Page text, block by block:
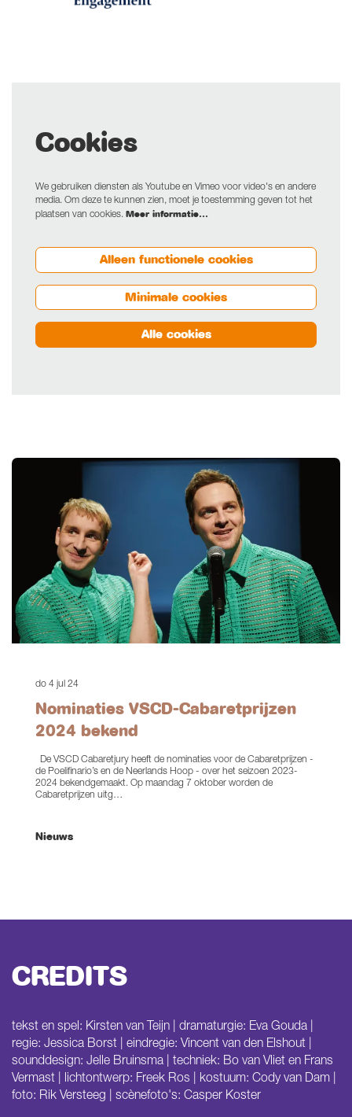
Cookies
We gebruiken diensten als Youtube en Vimeo voor video's en andere
media. Om deze te kunnen zien, moet je toestemming geven tot het
plaatsen van cookies. Meer informatie…
Alleen functionele cookies
Minimale cookies
Alle cookies
do 4 jul 24
Nominaties VSCD-Cabaretprijzen
2024 bekend
De VSCD Cabaretjury heeft de nominaties voor de Cabaretprijzen -
de Poelifinario’s en de Neerlands Hoop - over het seizoen 2023-
2024 bekendgemaakt. Op maandag 7 oktober worden de
Cabaretprijzen uitg…
Nieuws
CREDITS
tekst en spel: Kirsten van Teijn | dramaturgie: Eva Gouda |
regie: Jessica Borst | eindregie: Vincent van den Elshout |
sounddesign: Jelle Bruinsma | techniek: Bo van Vliet en Frans
Vermast | lichtontwerp: Freek Ros | kostuum: Cody van Dam |
foto: Rik Versteeg | scènefoto's: Casper Koster